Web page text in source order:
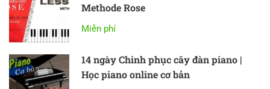
Methode Rose
Miễn phí
14 ngày Chinh phục cây đàn piano |
Học piano online cơ bản